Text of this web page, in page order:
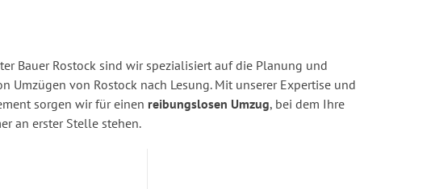
Bauer Rostock sind wir spezialisiert auf die Planung und
Umzügen von Rostock nach Lesung. Mit unserer Expertise und
sorgen wir für einen reibungslosen Umzug, bei dem Ihre
an erster Stelle stehen.